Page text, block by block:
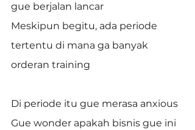
gue berjalan lancar
Meskipun begitu, ada periode
tertentu di mana ga banyak
orderan training
Di periode itu gue merasa anxious
Gue wonder apakah bisnis gue ini